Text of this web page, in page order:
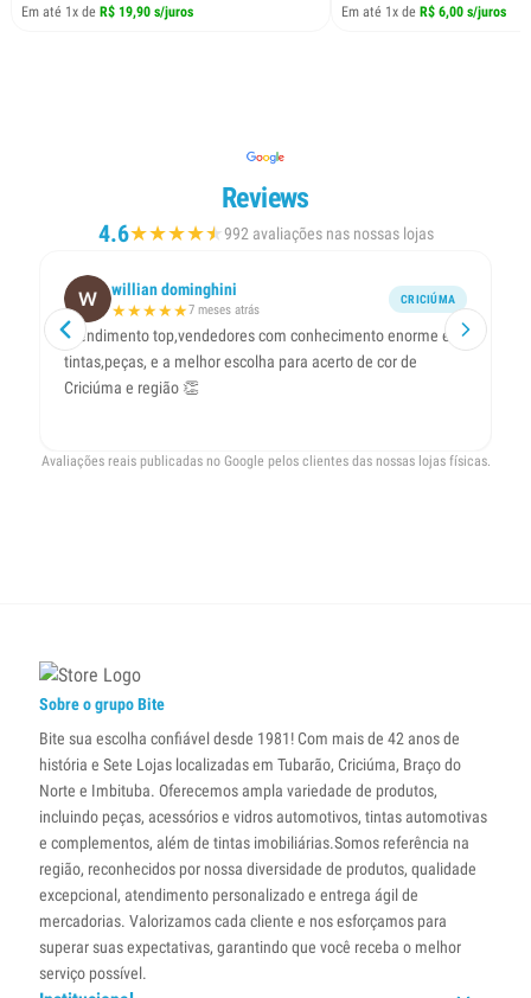
Em até 1x de R$ 19,90 s/juros Em até 1x de R$ 6,00 s/juros
Reviews
4.6★★★★★
★992 avaliações nas nossas lojas
willian dominghini
★★★★★7 meses atrás
CRICIÚMA
Atendimento top,vendedores com conhecimento enorme em
tintas,peças, e a melhor escolha para acerto de cor de
Criciúma e região 👏
Avaliações reais publicadas no Google pelos clientes das nossas lojas físicas.
Sobre o grupo Bite
Bite sua escolha confiável desde 1981! Com mais de 42 anos de
história e Sete Lojas localizadas em Tubarão, Criciúma, Braço do
Norte e Imbituba. Oferecemos ampla variedade de produtos,
incluindo peças, acessórios e vidros automotivos, tintas automotivas
e complementos, além de tintas imobiliárias.Somos referência na
região, reconhecidos por nossa diversidade de produtos, qualidade
excepcional, atendimento personalizado e entrega ágil de
mercadorias. Valorizamos cada cliente e nos esforçamos para
superar suas expectativas, garantindo que você receba o melhor
serviço possível.